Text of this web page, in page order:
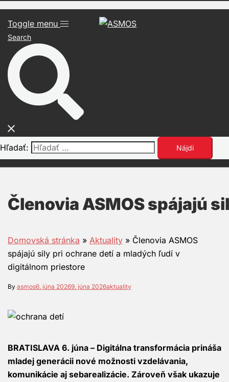
Toggle menu
Search
Hľadať:
Členovia ASMOS spájajú
Domovská stránka » Aktuality » Členovia ASMOS
spájajú sily pri ochrane detí a mladých ľudí v
digitálnom priestore
By asmos6. júna 20269. júna 2026aktuality
BRATISLAVA 6. júna – Digitálna transformácia prináša
mladej generácii nové možnosti vzdelávania,
komunikácie aj sebarealizácie. Zároveň však ukazuje